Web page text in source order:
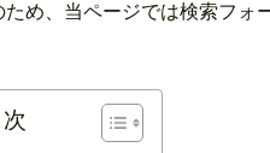
ため、当ページでは検索フォ
次